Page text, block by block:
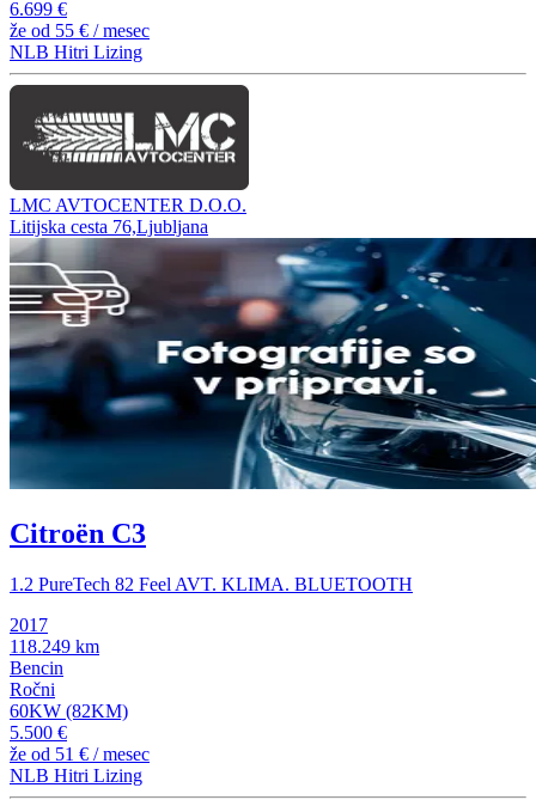
6.699 €
že od 55 € / mesec
NLB Hitri Lizing
LMC AVTOCENTER D.O.O.
Litijska cesta 76,Ljubljana
Citroën C3
1.2 PureTech 82 Feel AVT. KLIMA. BLUETOOTH
2017
118.249 km
Bencin
Ročni
60KW (82KM)
5.500 €
že od 51 € / mesec
NLB Hitri Lizing